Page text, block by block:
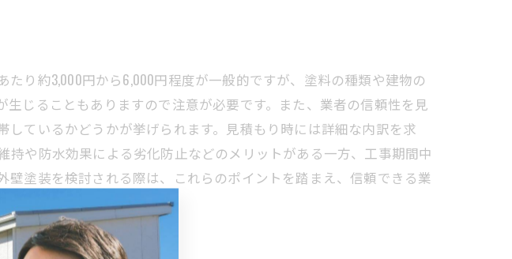
り約3,000円から6,000円程度が一般的ですが、塗料の種類や建物の
じることもありますので注意が必要です。また、業者の信頼性を見
ているかどうかが挙げられます。見積もり時には詳細な内訳を求
や防水効果による劣化防止などのメリットがある一方、工事期間中
塗装を検討される際は、これらのポイントを踏まえ、信頼できる業